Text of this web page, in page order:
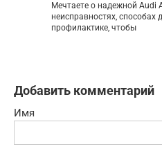
Мечтаете о надежной Audi
неисправностях, способах
профилактике, чтобы
Добавить комментарий
Имя